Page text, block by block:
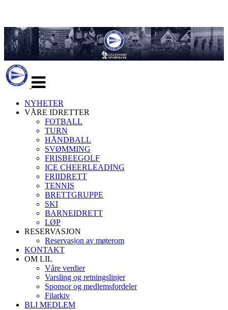
navigasjon
NYHETER
VÅRE IDRETTER
FOTBALL
TURN
HÅNDBALL
SVØMMING
FRISBEEGOLF
ICE CHEERLEADING
FRIIDRETT
TENNIS
BRETTGRUPPE
SKI
BARNEIDRETT
LØP
RESERVASJON
Reservasjon av møterom
KONTAKT
OM LIL
Våre verdier
Varsling og retningslinjer
Sponsor og medlemsfordeler
Filarkiv
BLI MEDLEM